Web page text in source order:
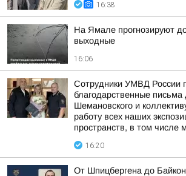
16:38
На Ямале прогнозируют
выходные
16:06
Сотрудники УМВД России
благодарственные письма
Шемановского и
работу всех наших
пространств, в том числе
16:20
От Шпицбергена до